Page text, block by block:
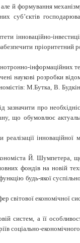
й формування
суб’єктів
інноваційно-
пріоритетний
інформаційних
наукові розробки
М.Бутка, В.
зазначити про
що обумовлює
інноваційної
Й. Шумпетера,
фондів на новій
будь-якої
світової економічної
систем, а її
соціа­льно-